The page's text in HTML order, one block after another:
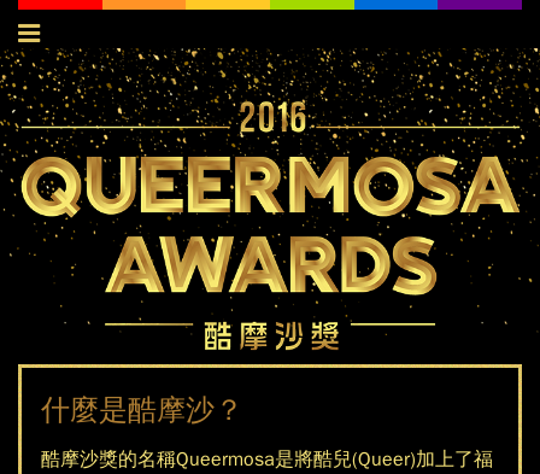
Jump to navigation
什麼是酷摩沙？
酷摩沙獎的名稱Queermosa是將酷兒(Queer)加上了福